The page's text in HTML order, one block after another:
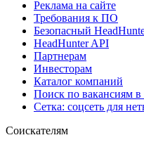
Реклама на сайте
Требования к ПО
Безопасный
HeadHunter API
Партнерам
Инвесторам
Каталог компаний
Поиск по вакансиям в
Сетка: соцсеть для
Соискателям